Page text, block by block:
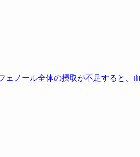
ェノール全体の摂取が不足すると、血